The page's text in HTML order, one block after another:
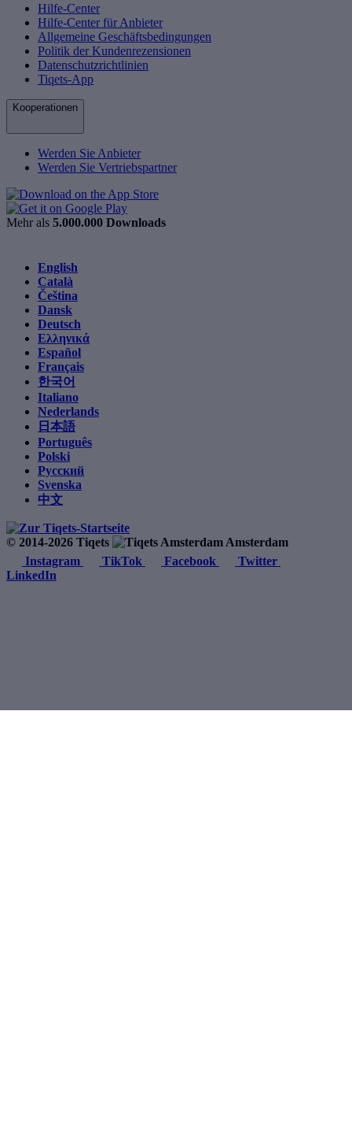
Hilfe-Center
Hilfe-Center für Anbieter
Allgemeine Geschäftsbedingungen
Politik der Kundenrezensionen
Datenschutzrichtlinien
Tiqets-App
Kooperationen
Werden Sie Anbieter
Werden Sie Vertriebspartner
Mehr als 5.000.000 Downloads
English
Català
Čeština
Dansk
Deutsch
Ελληνικά
Español
Français
한국어
Italiano
Nederlands
日本語
Português
Polski
Русский
Svenska
中文
© 2014-2026 Tiqets
Amsterdam
Instagram
TikTok Facebook
Twitter
LinkedIn